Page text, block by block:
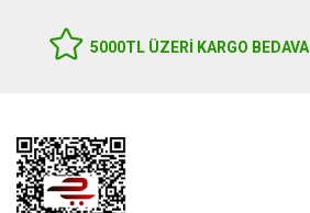
5000TL ÜZERI KARGO BEDAVA